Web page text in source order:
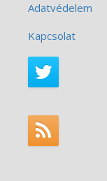
Adatvédelem
Kapcsolat